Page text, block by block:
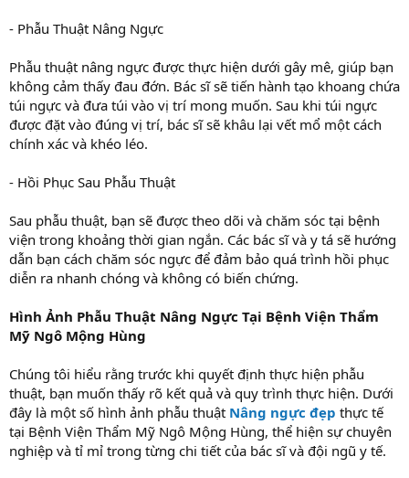
- Phẫu Thuật Nâng Ngực
Phẫu thuật nâng ngực được thực hiện dưới gây mê, giúp bạn
không cảm thấy đau đớn. Bác sĩ sẽ tiến hành tạo khoang chứa
túi ngực và đưa túi vào vị trí mong muốn. Sau khi túi ngực
được đặt vào đúng vị trí, bác sĩ sẽ khâu lại vết mổ một cách
chính xác và khéo léo.
- Hồi Phục Sau Phẫu Thuật
Sau phẫu thuật, bạn sẽ được theo dõi và chăm sóc tại bệnh
viện trong khoảng thời gian ngắn. Các bác sĩ và y tá sẽ hướng
dẫn bạn cách chăm sóc ngực để đảm bảo quá trình hồi phục
diễn ra nhanh chóng và không có biến chứng.
Hình Ảnh Phẫu Thuật Nâng Ngực Tại Bệnh Viện Thẩm
Mỹ Ngô Mộng Hùng
Chúng tôi hiểu rằng trước khi quyết định thực hiện phẫu
thuật, bạn muốn thấy rõ kết quả và quy trình thực hiện. Dưới
đây là một số hình ảnh phẫu thuật Nâng ngực đẹp thực tế
tại Bệnh Viện Thẩm Mỹ Ngô Mộng Hùng, thể hiện sự chuyên
nghiệp và tỉ mỉ trong từng chi tiết của bác sĩ và đội ngũ y tế.